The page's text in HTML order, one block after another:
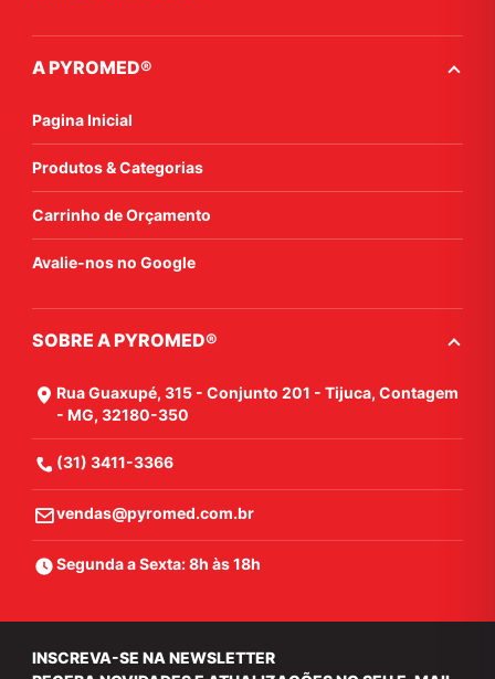
A PYROMED®
Pagina Inicial
Produtos & Categorias
Carrinho de Orçamento
Avalie-nos no Google
SOBRE A PYROMED®
Rua Guaxupé, 315 - Conjunto 201 - Tijuca, Contagem
- MG, 32180-350
(31) 3411-3366
vendas@pyromed.com.br
Segunda a Sexta: 8h às 18h
INSCREVA-SE NA NEWSLETTER